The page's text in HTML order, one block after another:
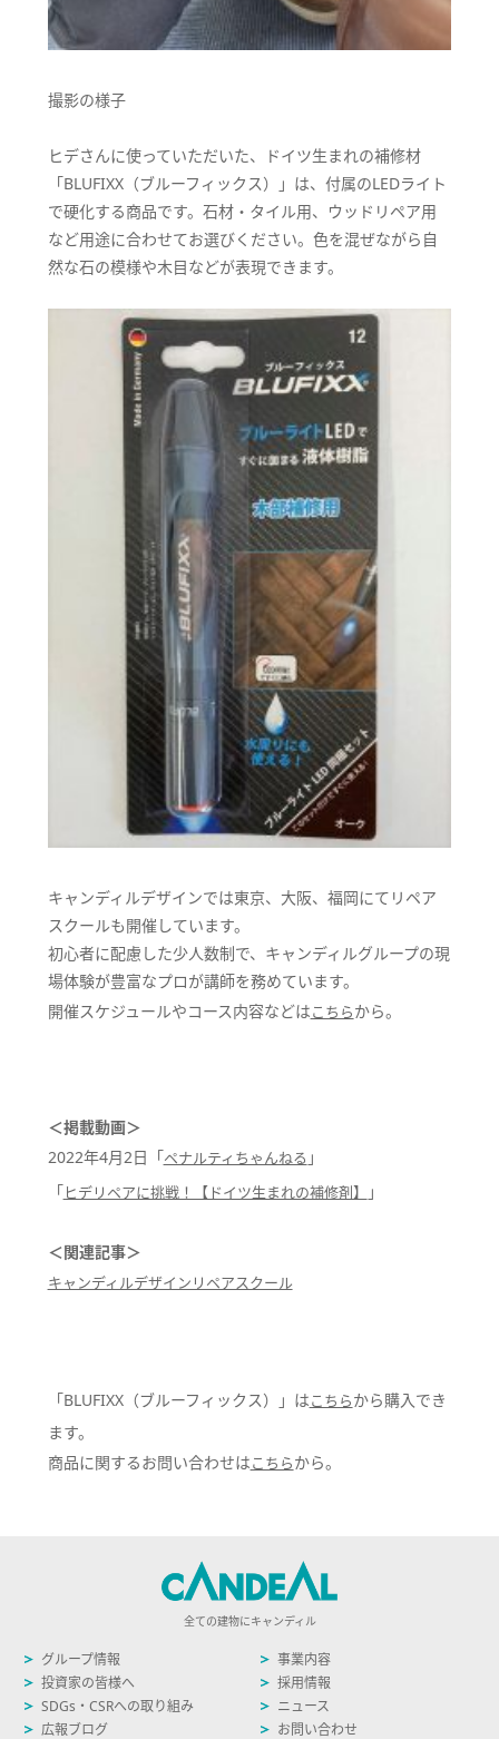
撮影の様子
ヒデさんに使っていただいた、ドイツ生まれの補修材
「BLUFIXX（ブルーフィックス）」は、付属のLEDライト
で硬化する商品です。石材・タイル用、ウッドリペア用
など用途に合わせてお選びください。色を混ぜながら自
然な石の模様や木目などが表現できます。
キャンディルデザインでは東京、大阪、福岡にてリペア
スクールも開催しています。
初心者に配慮した少人数制で、キャンディルグループの現
場体験が豊富なプロが講師を務めています。
開催スケジュールやコース内容などはこちらから。
＜掲載動画＞
2022年4月2日「ペナルティちゃんねる 」
「ヒデリペアに挑戦！【ドイツ生まれの補修剤】 」
＜関連記事＞
キャンディルデザインリペアスクール
「BLUFIXX（ブルーフィックス）」はこちらから購入でき
ます。
商品に関するお問い合わせはこちらから。
グループ情報
事業内容
投資家の皆様へ
採用情報
SDGs・CSRへの取り組み
ニュース
広報ブログ
お問い合わせ
全ての建物にキャンディル